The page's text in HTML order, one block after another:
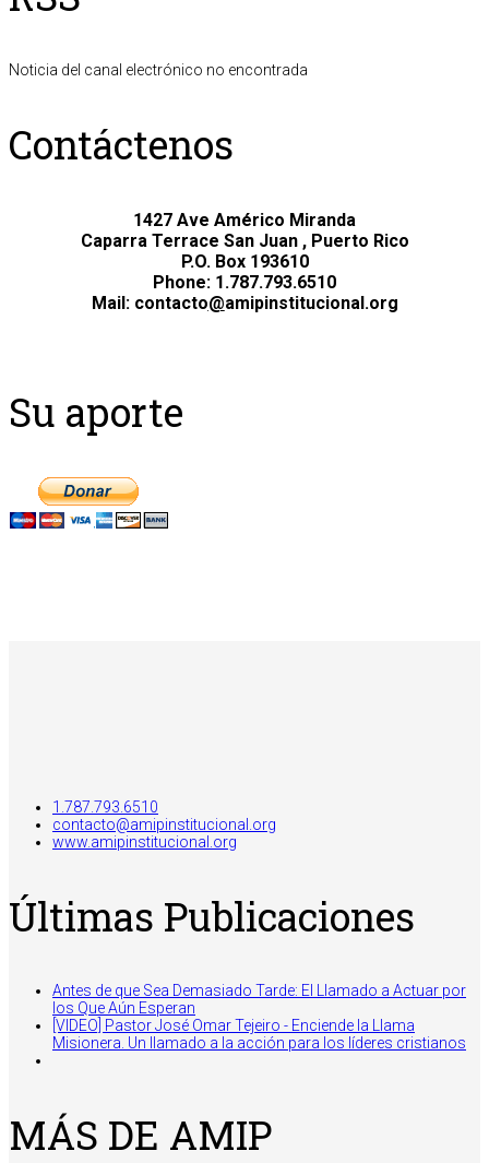
Noticia del canal electrónico no encontrada
Contáctenos
1427 Ave Américo Miranda
Caparra Terrace San Juan , Puerto Rico
P.O. Box 193610
Phone: 1.787.793.6510
Mail: contacto@amipinstitucional.org
Su aporte
1.787.793.6510
contacto@amipinstitucional.org
www.amipinstitucional.org
Últimas Publicaciones
Antes de que Sea Demasiado Tarde: El Llamado a Actuar por
los Que Aún Esperan
[VIDEO] Pastor José Omar Tejeiro - Enciende la Llama
Misionera. Un llamado a la acción para los líderes cristianos
MÁS DE AMIP